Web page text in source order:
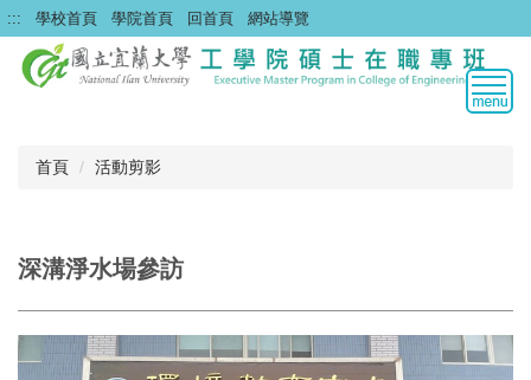
跳
到
主
::: 學校首頁 學院首頁 回首頁 網站導覽
首頁 活動剪影
深溝淨水場參訪